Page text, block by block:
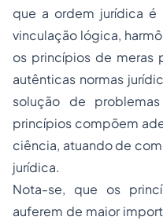
que a ordem jurídica é
vinculação lógica,
os princípios de meras
autênticas normas
solução de
princípios compõem
ciência, atuando de
jurídica.
Nota-se, que os
auferem de maior